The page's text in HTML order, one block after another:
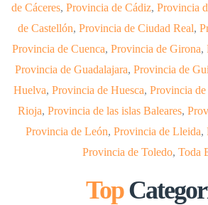
de Cáceres, Provincia de Cádiz, Provincia
de Castellón, Provincia de Ciudad Real,
Provincia de Cuenca, Provincia de Girona,
Provincia de Guadalajara, Provincia de
Huelva, Provincia de Huesca, Provincia de
Rioja, Provincia de las islas Baleares,
Provincia de León, Provincia de Lleida,
Provincia de Toledo, Toda
Top